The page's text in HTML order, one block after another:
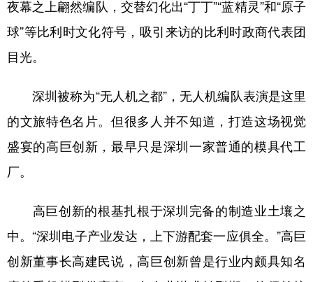
陕西 甘肃 青海 宁夏
多语种频道
English Español Français عربى
夜幕之上翩然编队，交替幻化出“丁丁”“蓝精灵”和“原子
球”等比利时文化符号，吸引来访的比利时政商代表团
目光。
深圳被称为“无人机之都”，无人机编队表演是这里
的文旅特色名片。但很多人并不知道，打造这场视觉
盛宴的高巨创新，最早只是深圳一家普通的模具代工
厂。
高巨创新的根基扎根于深圳完备的制造业土壤之
中。“深圳电子产业发达，上下游配套一应俱全。”高巨
创新董事长高建民说，高巨创新曾是行业内颇具知名